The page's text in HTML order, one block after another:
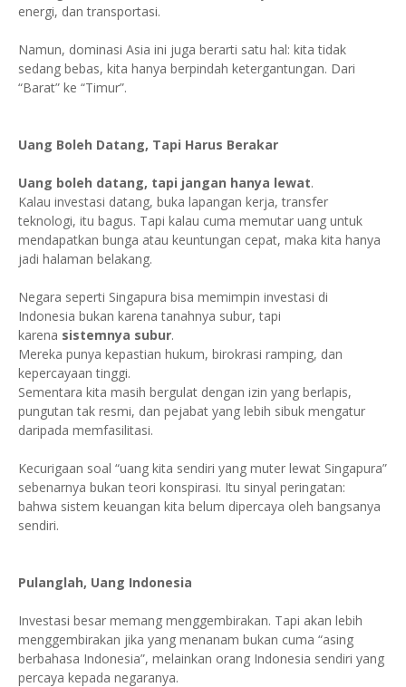
energi, dan transportasi.
Namun, dominasi Asia ini juga berarti satu hal: kita tidak
sedang bebas, kita hanya berpindah ketergantungan. Dari
“Barat” ke “Timur”.
Uang Boleh Datang, Tapi Harus Berakar
Uang boleh datang, tapi jangan hanya lewat.
Kalau investasi datang, buka lapangan kerja, transfer
teknologi, itu bagus. Tapi kalau cuma memutar uang untuk
mendapatkan bunga atau keuntungan cepat, maka kita hanya
jadi halaman belakang.
Negara seperti Singapura bisa memimpin investasi di
Indonesia bukan karena tanahnya subur, tapi
karena sistemnya subur.
Mereka punya kepastian hukum, birokrasi ramping, dan
kepercayaan tinggi.
Sementara kita masih bergulat dengan izin yang berlapis,
pungutan tak resmi, dan pejabat yang lebih sibuk mengatur
daripada memfasilitasi.
Kecurigaan soal “uang kita sendiri yang muter lewat Singapura”
sebenarnya bukan teori konspirasi. Itu sinyal peringatan:
bahwa sistem keuangan kita belum dipercaya oleh bangsanya
sendiri.
Pulanglah, Uang Indonesia
Investasi besar memang menggembirakan. Tapi akan lebih
menggembirakan jika yang menanam bukan cuma “asing
berbahasa Indonesia”, melainkan orang Indonesia sendiri yang
percaya kepada negaranya.